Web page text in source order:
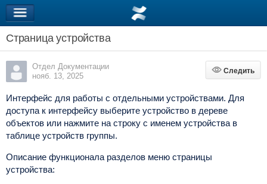
Страница устройства
Отдел Документации
нояб. 13, 2025
Следить
Следить
Интерфейс для работы с отдельными устройствами. Для
доступа к интерфейсу выберите устройство в дереве
объектов или нажмите на строку с именем устройства в
таблице устройств группы.
Описание функционала разделов меню страницы
устройства: